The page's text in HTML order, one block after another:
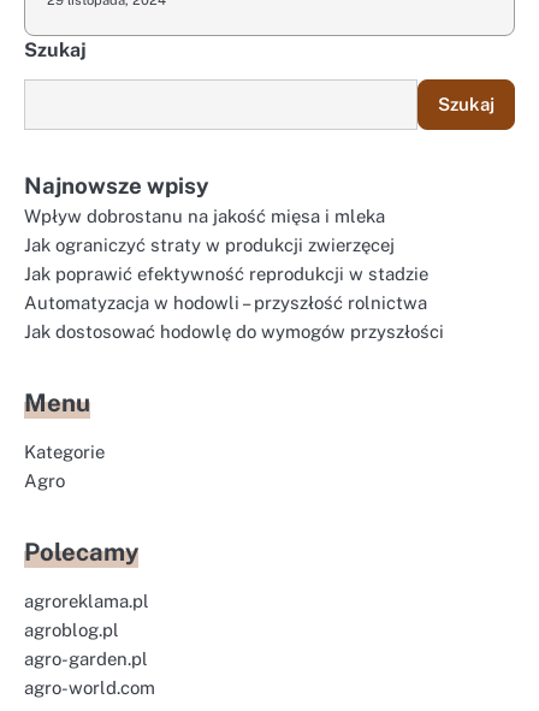
Szukaj
Szukaj
Najnowsze wpisy
Wpływ dobrostanu na jakość mięsa i mleka
Jak ograniczyć straty w produkcji zwierzęcej
Jak poprawić efektywność reprodukcji w stadzie
Automatyzacja w hodowli – przyszłość rolnictwa
Jak dostosować hodowlę do wymogów przyszłości
Menu
Kategorie
Agro
Polecamy
agroreklama.pl
agroblog.pl
agro-garden.pl
agro-world.com